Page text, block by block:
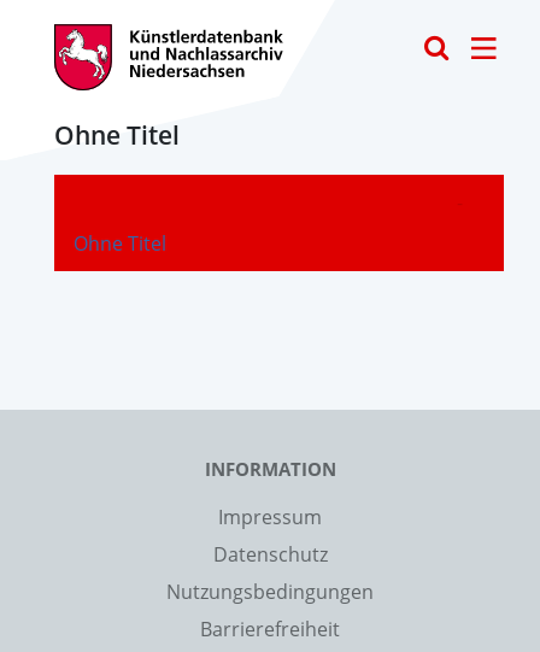
Ohne Titel
Ohne Titel
-
INFORMATION
Impressum
Datenschutz
Nutzungsbedingungen
Barrierefreiheit